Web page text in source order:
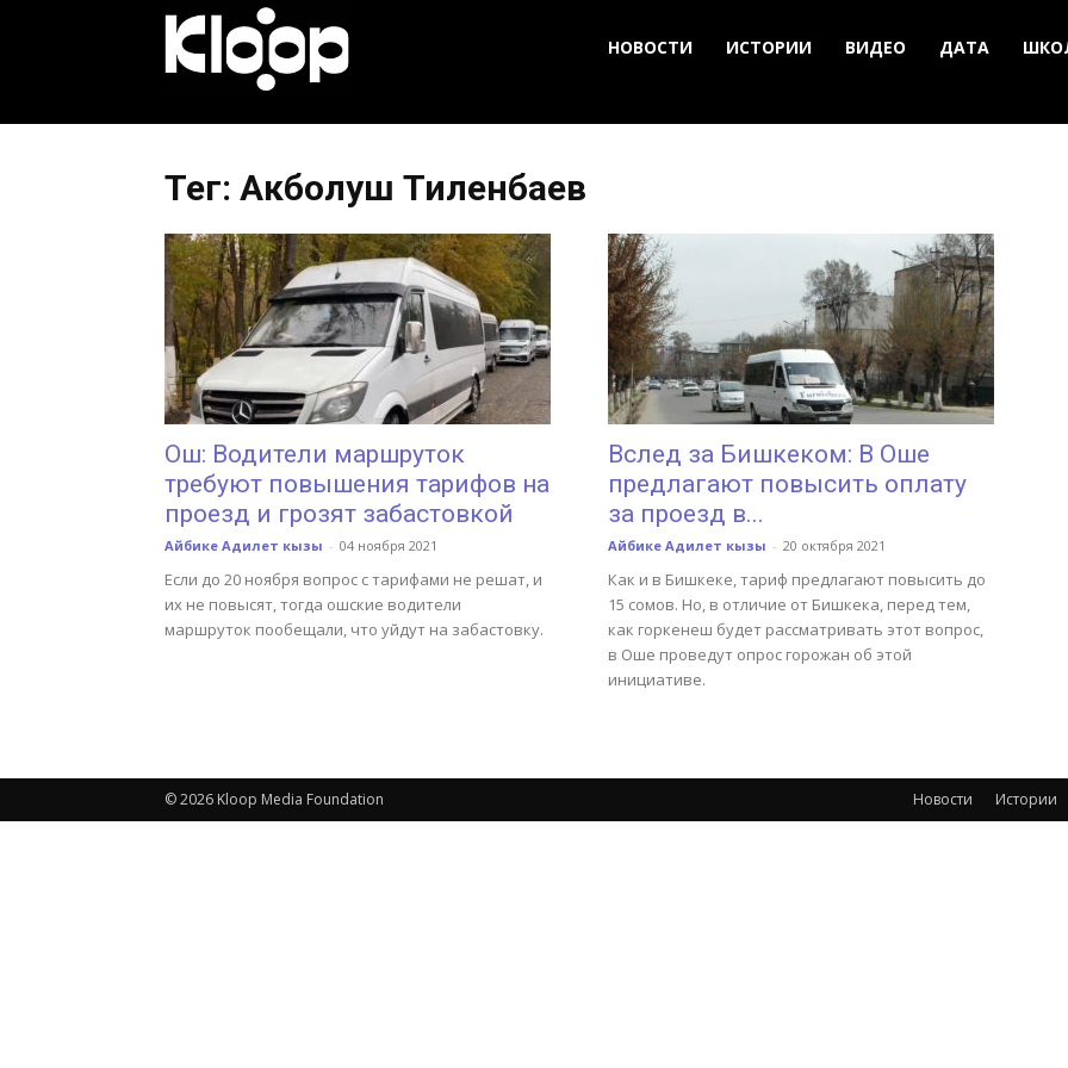
Новости
Кыргызстана
НОВОСТИ ИСТОРИИ ВИДЕО ДАТА
Тег: Акболуш Тиленбаев
Ош: Водители маршруток
требуют повышения тарифов на
проезд и грозят забастовкой
Айбике Адилет кызы - 04 ноября 2021
Если до 20 ноября вопрос с тарифами не решат, и
их не повысят, тогда ошские водители
маршруток пообещали, что уйдут на забастовку.
Вслед за Бишкеком: В Оше
предлагают повысить оплату
за проезд в...
Айбике Адилет кызы - 20 октября 2021
Как и в Бишкеке, тариф предлагают повысить до
15 сомов. Но, в отличие от Бишкека, перед тем,
как горкенеш будет рассматривать этот вопрос,
в Оше проведут опрос горожан об этой
инициативе.
Новости Истории
© 2026 Kloop Media Foundation